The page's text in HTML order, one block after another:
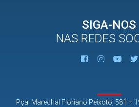
SIGA-NOS
NAS REDES
Pça. Marechal Floriano Peixoto, 581 –